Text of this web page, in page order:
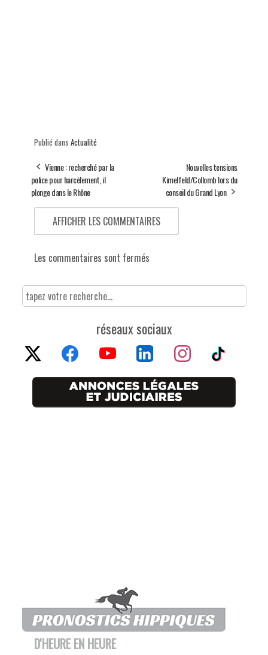
Publié dans Actualité
Vienne : recherché par la
police pour harcèlement, il
plonge dans le Rhône
Nouvelles tensions
Kimelfeld/Collomb lors du
conseil du Grand Lyon
AFFICHER LES COMMENTAIRES
Les commentaires sont fermés
réseaux sociaux
D'HEURE EN HEURE